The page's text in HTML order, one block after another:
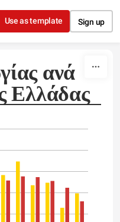
Use as template Sign up
ανά
Ελλάδας